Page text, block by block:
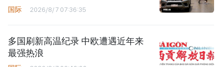
国际 2026/8/7 07:36:35
多国刷新高温纪录 中欧遭遇近年来
最强热浪